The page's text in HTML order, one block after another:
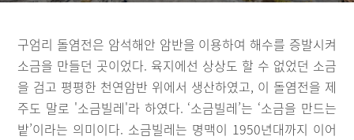
구엄리 돌염전은 암석해안 암반을 이용하여 해수를 증발시켜
소금을 만들던 곳이었다. 육지에선 상상도 할 수 없었던 소금
을 검고 평평한 천연암반 위에서 생산하였고, 이 돌염전을 제
주도 말로 '소금빌레'라 하였다. ‘소금빌레’는 ‘소금을 만드는
밭’이라는 의미이다. 소금빌레는 명맥이 1950년대까지 이어